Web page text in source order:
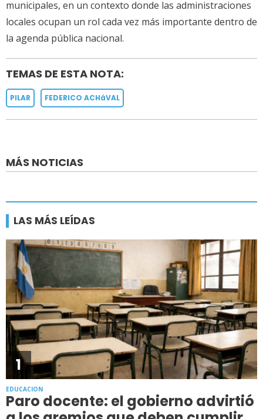
municipales, en un contexto donde las administraciones
locales ocupan un rol cada vez más importante dentro de
la agenda pública nacional.
TEMAS DE ESTA NOTA:
PILAR FEDERICO ACHáVAL
MÁS NOTICIAS
LAS MÁS LEÍDAS
1
EDUCACION
Paro docente: el gobierno advirtió